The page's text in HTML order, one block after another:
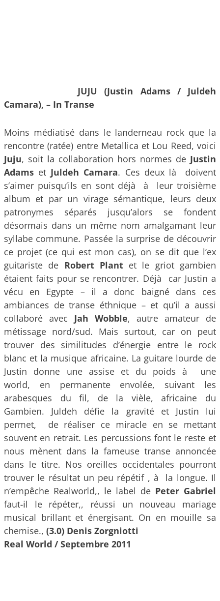
JUJU (Justin Adams / Juldeh
Camara), – In Transe
Moins médiatisé dans le landerneau rock que la
rencontre (ratée) entre Metallica et Lou Reed, voici
Juju, soit la collaboration hors normes de Justin
Adams et Juldeh Camara. Ces deux là doivent
s’aimer puisqu’ils en sont déjà à leur troisième
album et par un virage sémantique, leurs deux
patronymes séparés jusqu’alors se fondent
désormais dans un même nom amalgamant leur
syllabe commune. Passée la surprise de découvrir
ce projet (ce qui est mon cas), on se dit que l’ex
guitariste de Robert Plantet le griot gambien
étaient faits pour se rencontrer. Déjà car Justin a
vécu en Egypte – il a donc baigné dans ces
ambiances de transe éthnique – et qu’il a aussi
collaboré avec Jah Wobble, autre amateur de
métissage nord/sud. Mais surtout, car on peut
trouver des similitudes d’énergie entre le rock
blanc et la musique africaine. La guitare lourde de
Justin donne une assise et du poids à une
world, en permanente envolée, suivant les
arabesques du fil, de la vièle, africaine du
Gambien. Juldeh défie la gravité et Justin lui
permet, de réaliser ce miracle en se mettant
souvent en retrait. Les percussions font le reste et
nous mènent dans la fameuse transe annoncée
dans le titre. Nos oreilles occidentales pourront
trouver le résultat un peu répétif , à la longue. Il
n’empêche Realworld,, le label de Peter Gabriel
faut-il le répéter,, réussi un nouveau mariage
musical brillant et énergisant. On en mouille sa
chemise., (3.0) Denis Zorgniotti
Real World / Septembre 2011